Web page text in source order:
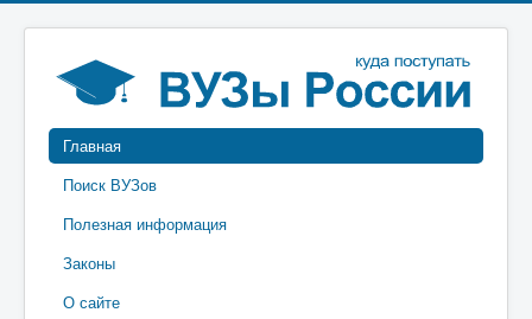
Главная
Поиск ВУЗов
Полезная информация
Законы
О сайте